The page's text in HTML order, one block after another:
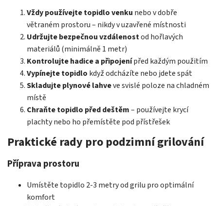
Vždy používejte topidlo venku nebo v dobře
větraném prostoru – nikdy v uzavřené místnosti
Udržujte bezpečnou vzdálenostod hořlavých
materiálů (minimálně 1 metr)
Kontrolujte hadice a připojenípřed každým použitím
Vypínejte topidlo když odcházíte nebo jdete spát
Skladujte plynové lahveve svislé poloze na chladném
místě
Chraňte topidlo před deštěm– používejte krycí
plachty nebo ho přemístěte pod přístřešek
Praktické rady pro podzimní grilování
Příprava prostoru
Umístěte topidlo 2-3 metry od grilu pro optimální
komfort